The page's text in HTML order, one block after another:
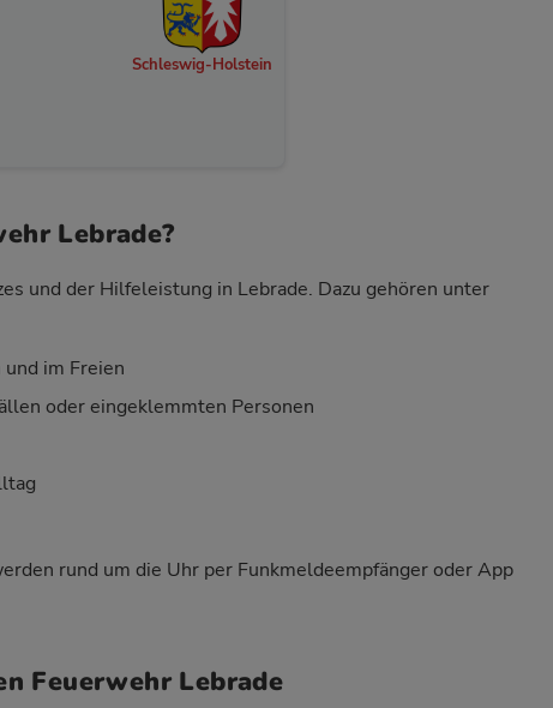
Schleswig-Holstein
Lebrade?
und der Hilfeleistung in Lebrade. Dazu gehören unter
im Freien
oder eingeklemmten Personen
rund um die Uhr per Funkmeldeempfänger oder App
Feuerwehr Lebrade